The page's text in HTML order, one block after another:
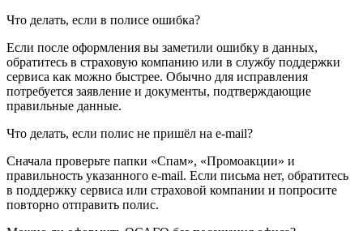
Что делать, если в полисе ошибка?
Если после оформления вы заметили ошибку в данных,
обратитесь в страховую компанию или в службу поддержки
сервиса как можно быстрее. Обычно для исправления
потребуется заявление и документы, подтверждающие
правильные данные.
Что делать, если полис не пришёл на e-mail?
Сначала проверьте папки «Спам», «Промоакции» и
правильность указанного e-mail. Если письма нет, обратитесь
в поддержку сервиса или страховой компании и попросите
повторно отправить полис.